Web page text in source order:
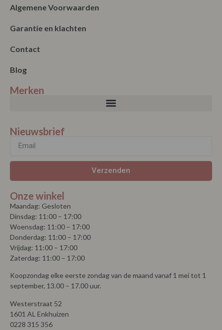
Algemene Voorwaarden
Garantie en klachten
Contact
Blog
Merken
Nieuwsbrief
Verzenden
Onze winkel
Maandag: Gesloten
Dinsdag: 11:00 – 17:00
Woensdag: 11:00 – 17:00
Donderdag: 11:00 – 17:00
Vrijdag: 11:00 – 17:00
Zaterdag: 11:00 – 17:00
Koopzondag elke eerste zondag van de maand vanaf 1 mei tot 1
september, 13.00 – 17.00 uur.
Westerstraat 52
1601 AL Enkhuizen
0228 315 356